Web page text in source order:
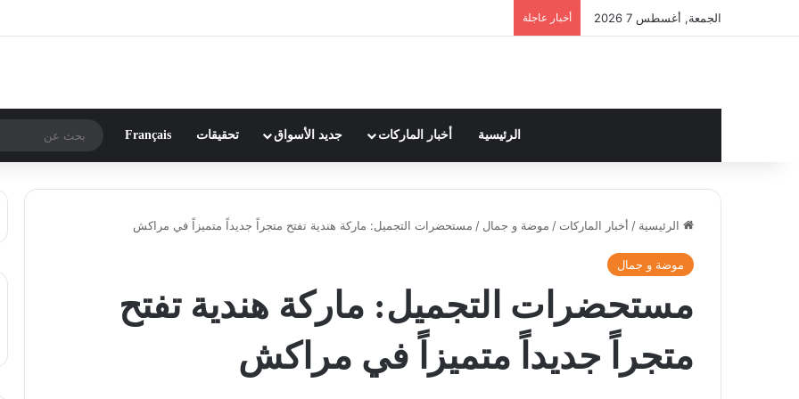
الجمعة, أغسطس 7 2026 أخبار عاجلة
الرئيسية أخبار الماركات جديد الأسواق تحقيقات Français
الرئيسية / أخبار الماركات / موضة و جمال / مستحضرات التجميل: ماركة هندية تفتح متجراً جديداً متميزاً في مراكش
موضة و جمال
مستحضرات التجميل: ماركة هندية تفتح
متجراً جديداً متميزاً في مراكش